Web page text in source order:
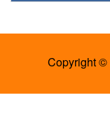
Copyright ©